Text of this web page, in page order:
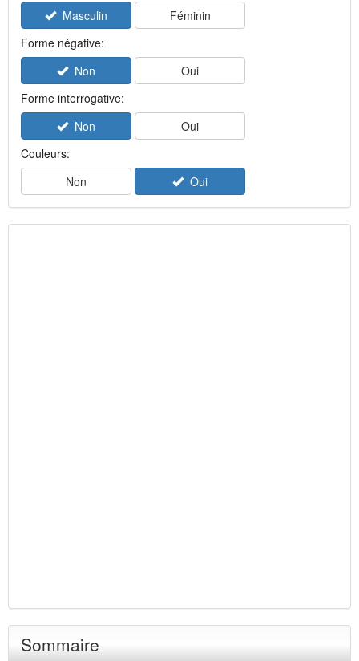
Masculin
Féminin
Forme négative:
Non
Oui
Forme interrogative:
Non
Oui
Couleurs:
Non
Oui
Sommaire